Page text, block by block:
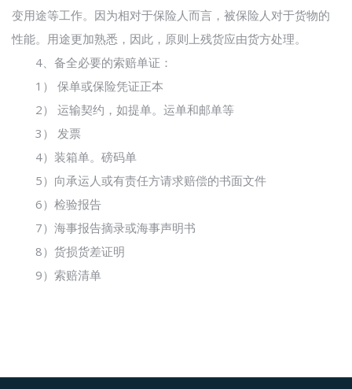
变用途等工作。因为相对于保险人而言，被保险人对于货物的
性能。用途更加熟悉，因此，原则上残货应由货方处理。
4、备全必要的索赔单证：
1） 保单或保险凭证正本
2） 运输契约，如提单。运单和邮单等
3） 发票
4）装箱单。磅码单
5）向承运人或有责任方请求赔偿的书面文件
6）检验报告
7）海事报告摘录或海事声明书
8）货损货差证明
9）索赔清单